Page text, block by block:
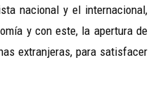
nacional y el internacional,
y con este, la apertura de
extranjeras, para satisfacer